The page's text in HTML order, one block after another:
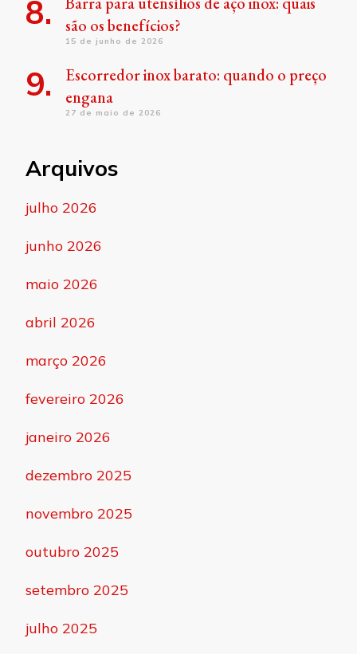
são os benefícios?
15 de junho de 2026
Escorredor inox barato: quando o preço
engana
27 de maio de 2026
Arquivos
julho 2026
junho 2026
maio 2026
abril 2026
março 2026
fevereiro 2026
janeiro 2026
dezembro 2025
novembro 2025
outubro 2025
setembro 2025
julho 2025